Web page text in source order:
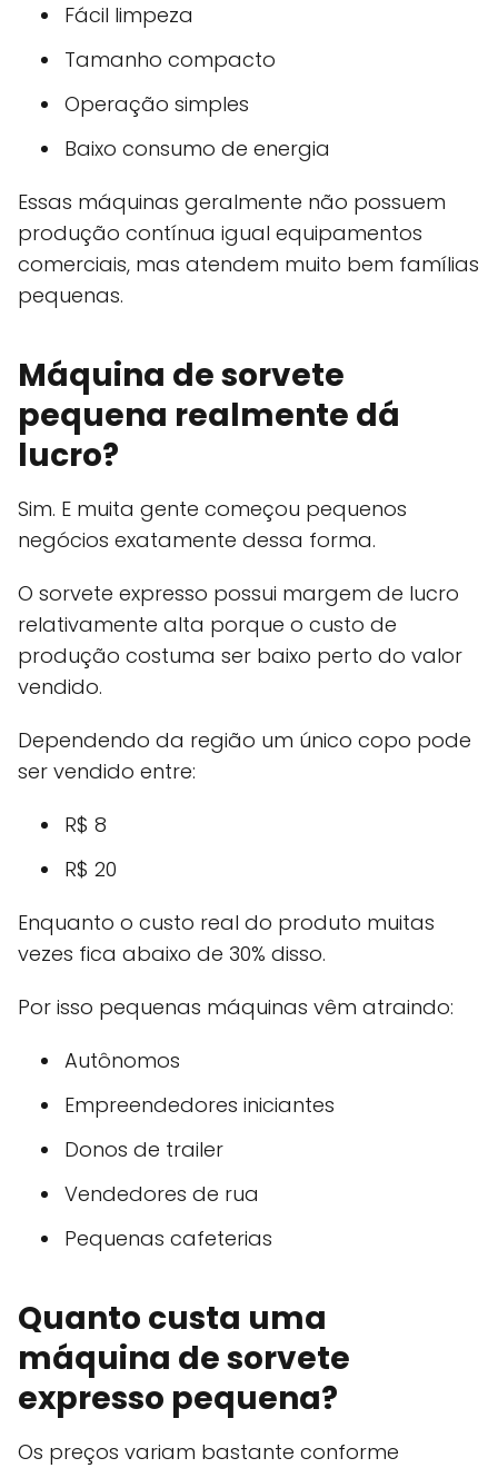
Fácil limpeza
Tamanho compacto
Operação simples
Baixo consumo de energia
Essas máquinas geralmente não possuem
produção contínua igual equipamentos
comerciais, mas atendem muito bem famílias
pequenas.
Máquina de sorvete
pequena realmente dá
lucro?
Sim. E muita gente começou pequenos
negócios exatamente dessa forma.
O sorvete expresso possui margem de lucro
relativamente alta porque o custo de
produção costuma ser baixo perto do valor
vendido.
Dependendo da região um único copo pode
ser vendido entre:
R$ 8
R$ 20
Enquanto o custo real do produto muitas
vezes fica abaixo de 30% disso.
Por isso pequenas máquinas vêm atraindo:
Autônomos
Empreendedores iniciantes
Donos de trailer
Vendedores de rua
Pequenas cafeterias
Quanto custa uma
máquina de sorvete
expresso pequena?
Os preços variam bastante conforme